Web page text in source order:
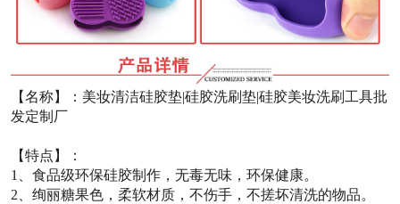
【名称】：美妆清洁硅胶垫|硅胶洗刷垫|硅胶美妆洗刷工具批
发定制厂
【特点】：
1、食品级环保硅胶制作，无毒无味，环保健康。
2、绚丽糖果色，柔软材质，不伤手，不搓坏清洗的物品。